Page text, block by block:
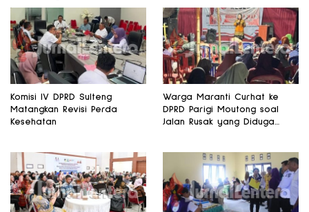
Komisi IV DPRD Sulteng
Matangkan Revisi Perda
Kesehatan
Warga Maranti Curhat ke
DPRD Parigi Moutong soal
Jalan Rusak yang Diduga